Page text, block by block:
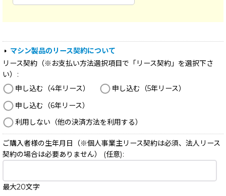
マシン製品のリース契約について
リース契約（※お支払い方法選択項目で「リース契約」を選択下さ
い）
:
申し込む（4年リース）
申し込む（5年リース）
申し込む（6年リース）
利用しない（他の決済方法を利用する）
ご購入者様の生年月日（※個人事業主リース契約は必須、法人リース
契約の場合は必要ありません）
(任意):
最大20文字